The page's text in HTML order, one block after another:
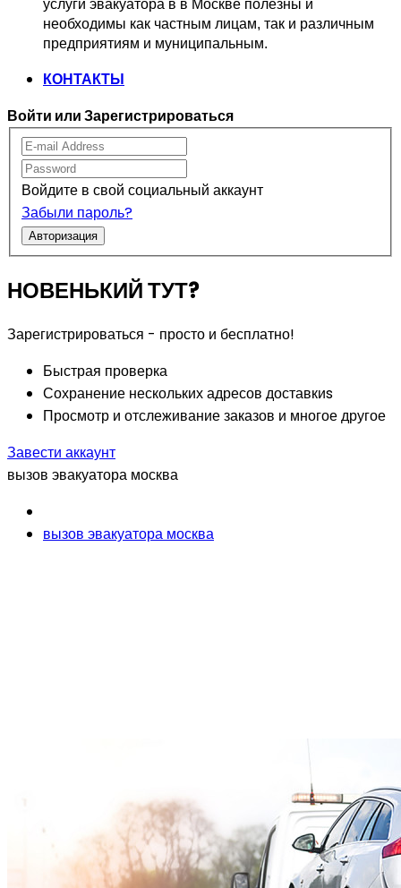
услуги эвакуатора в в Москве полезны и
необходимы как частным лицам, так и различным
предприятиям и муниципальным.
КОНТАКТЫ
Войти или Зарегистрироваться
Войдите в свой социальный аккаунт
Забыли пароль?
Авторизация
НОВЕНЬКИЙ ТУТ?
Зарегистрироваться - просто и бесплатно!
Быстрая проверка
Сохранение нескольких адресов доставкиs
Просмотр и отслеживание заказов и многое другое
Завести аккаунт
вызов эвакуатора москва
вызов эвакуатора москва